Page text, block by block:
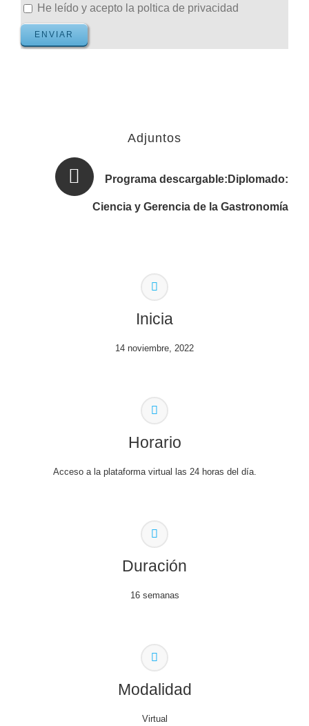
He leído y acepto la poltica de privacidad
Adjuntos
Programa descargable:Diplomado:
Ciencia y Gerencia de la Gastronomía
Inicia
14 noviembre, 2022
Horario
Acceso a la plataforma virtual las 24 horas del día.
Duración
16 semanas
Modalidad
Virtual